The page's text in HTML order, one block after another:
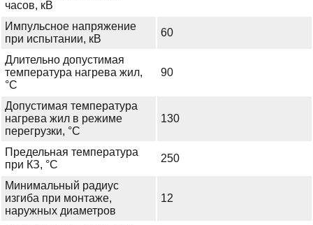
часов, кВ
Импульсное напряжение
при испытании, кВ
60
Длительно допустимая
температура нагрева жил,
°С
90
Допустимая температура
нагрева жил в режиме
перегрузки, °С
130
Предельная температура
при КЗ, °С
250
Минимальный радиус
изгиба при монтаже,
наружных диаметров
12